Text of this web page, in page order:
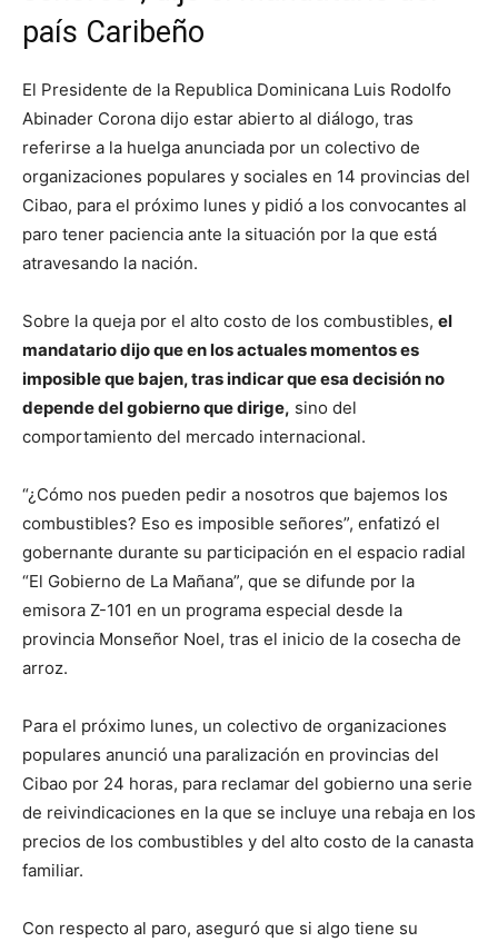
país Caribeño
El Presidente de la Republica Dominicana Luis Rodolfo
Abinader Corona dijo estar abierto al diálogo, tras
referirse a la huelga anunciada por un colectivo de
organizaciones populares y sociales en 14 provincias del
Cibao, para el próximo lunes y pidió a los convocantes al
paro tener paciencia ante la situación por la que está
atravesando la nación.
Sobre la queja por el alto costo de los combustibles, el
mandatario dijo que en los actuales momentos es
imposible que bajen, tras indicar que esa decisión no
depende del gobierno que dirige, sino del
comportamiento del mercado internacional.
“¿Cómo nos pueden pedir a nosotros que bajemos los
combustibles? Eso es imposible señores”, enfatizó el
gobernante durante su participación en el espacio radial
“El Gobierno de La Mañana”, que se difunde por la
emisora Z-101 en un programa especial desde la
provincia Monseñor Noel, tras el inicio de la cosecha de
arroz.
Para el próximo lunes, un colectivo de organizaciones
populares anunció una paralización en provincias del
Cibao por 24 horas, para reclamar del gobierno una serie
de reivindicaciones en la que se incluye una rebaja en los
precios de los combustibles y del alto costo de la canasta
familiar.
Con respecto al paro, aseguró que si algo tiene su